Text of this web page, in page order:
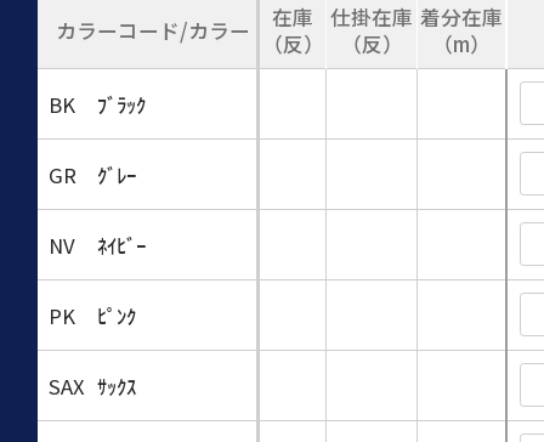
カラーコード/カラー
在庫
（反）
仕掛在庫
（反）
着分在庫
（m）
BK ﾌﾞﾗｯｸ
GR ｸﾞﾚｰ
NV ﾈｲﾋﾞｰ
PK ﾋﾟﾝｸ
SAX ｻｯｸｽ